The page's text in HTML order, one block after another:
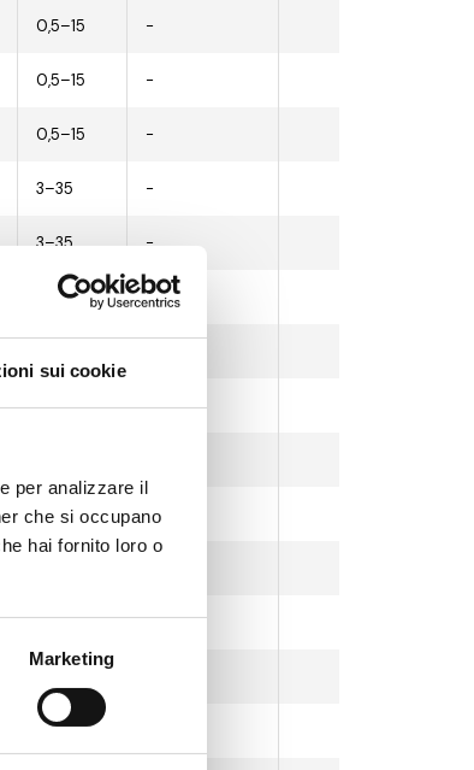
sui cookie
per analizzare il
che si occupano
hai fornito loro o
Marketing
0,5–15 -
0,5–15 -
0,5–15 -
3–35 -
3–35 -
3–35 -
0,5–15 -
0,5–15 -
3–35 -
3–35